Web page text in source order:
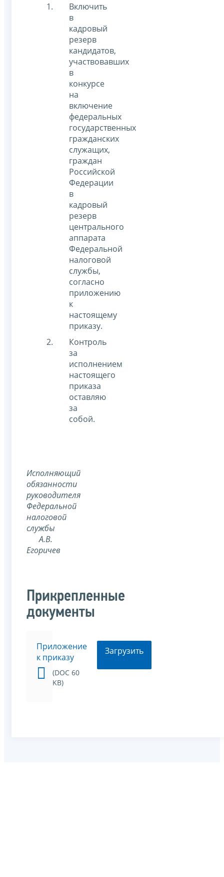
Включить
в
кадровый
резерв
кандидатов,
участвовавших
в
конкурсе
на
включение
федеральных
государственных
гражданских
служащих,
граждан
Российской
Федерации
в
кадровый
резерв
центрального
аппарата
Федеральной
налоговой
службы,
согласно
приложению
к
настоящему
приказу.
Контроль
за
исполнением
настоящего
приказа
оставляю
за
собой.
Исполняющий
обязанности
руководителя
Федеральной
налоговой
службы
А.В.
Егоричев
Прикрепленные
документы
Приложение
к приказу
(DOC 60
KB)
Загрузить